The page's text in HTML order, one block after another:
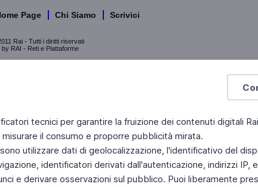
tecnici per garantire la fruizione dei contenuti digitali
il consumo e proporre pubblicità mirata.
utilizzare dati di geolocalizzazione, l'identificativo del
identificatori derivati dall'autenticazione, indirizzi IP,
e derivare osservazioni sul pubblico. Puoi liberamente
Page Chi Siamo Scrivici
Rai - Tutti i diritti riservati
by RAI - Reti e Piattaforme